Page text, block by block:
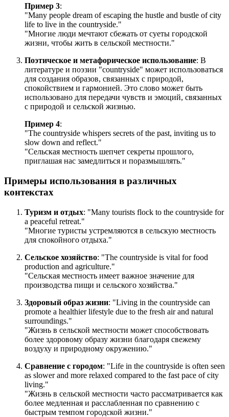
Пример 3:
"Many people dream of escaping the hustle and bustle of city
life to live in the countryside."
"Многие люди мечтают сбежать от суеты городской
жизни, чтобы жить в сельской местности."
Поэтическое и метафорическое использование: В
литературе и поэзии "countryside" может использоваться
для создания образов, связанных с природой,
спокойствием и гармонией. Это слово может быть
использовано для передачи чувств и эмоций, связанных
с природой и сельской жизнью.
Пример 4:
"The countryside whispers secrets of the past, inviting us to
slow down and reflect."
"Сельская местность шепчет секреты прошлого,
приглашая нас замедлиться и поразмышлять."
Примеры использования в различных
контекстах
Туризм и отдых: "Many tourists flock to the countryside for
a peaceful retreat."
"Многие туристы устремляются в сельскую местность
для спокойного отдыха."
Сельское хозяйство: "The countryside is vital for food
production and agriculture."
"Сельская местность имеет важное значение для
производства пищи и сельского хозяйства."
Здоровый образ жизни: "Living in the countryside can
promote a healthier lifestyle due to the fresh air and natural
surroundings."
"Жизнь в сельской местности может способствовать
более здоровому образу жизни благодаря свежему
воздуху и природному окружению."
Сравнение с городом: "Life in the countryside is often seen
as slower and more relaxed compared to the fast pace of city
living."
"Жизнь в сельской местности часто рассматривается как
более медленная и расслабленная по сравнению с
быстрым темпом городской жизни."